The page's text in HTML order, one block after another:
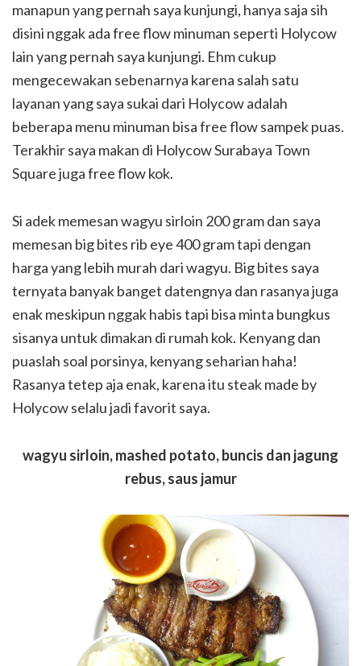
manapun yang pernah saya kunjungi, hanya saja sih
disini nggak ada free flow minuman seperti Holycow
lain yang pernah saya kunjungi. Ehm cukup
mengecewakan sebenarnya karena salah satu
layanan yang saya sukai dari Holycow adalah
beberapa menu minuman bisa free flow sampek puas.
Terakhir saya makan di Holycow Surabaya Town
Square juga free flow kok.
Si adek memesan wagyu sirloin 200 gram dan saya
memesan big bites rib eye 400 gram tapi dengan
harga yang lebih murah dari wagyu. Big bites saya
ternyata banyak banget datengnya dan rasanya juga
enak meskipun nggak habis tapi bisa minta bungkus
sisanya untuk dimakan di rumah kok. Kenyang dan
puaslah soal porsinya, kenyang seharian haha!
Rasanya tetep aja enak, karena itu steak made by
Holycow selalu jadi favorit saya.
wagyu sirloin, mashed potato, buncis dan jagung
rebus, saus jamur